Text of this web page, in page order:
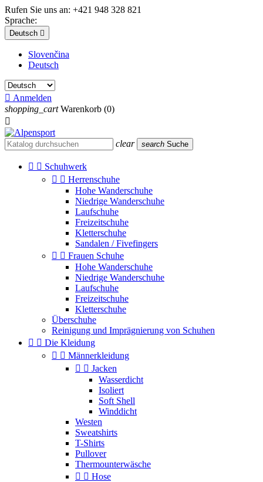
Rufen Sie uns an: +421 948 328 821
Sprache:
Deutsch 
Slovenčina
Deutsch
 Anmelden
shopping_cart Warenkorb (0)

clear search Suche
  Schuhwerk
  Herrenschuhe
Hohe Wanderschuhe
Niedrige Wanderschuhe
Laufschuhe
Freizeitschuhe
Kletterschuhe
Sandalen / Fivefingers
  Frauen Schuhe
Hohe Wanderschuhe
Niedrige Wanderschuhe
Laufschuhe
Freizeitschuhe
Kletterschuhe
Überschuhe
Reinigung und Imprägnierung von Schuhen
  Die Kleidung
  Männerkleidung
  Jacken
Wasserdicht
Isoliert
Soft Shell
Winddicht
Westen
Sweatshirts
T-Shirts
Pullover
Thermounterwäsche
  Hose